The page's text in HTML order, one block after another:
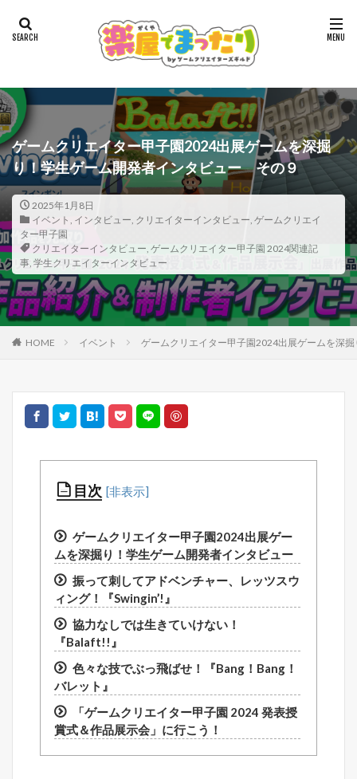
ゲームクリエイター甲子園2024出展ゲームを深掘
り！学生ゲーム開発者インタビュー その９
2025年1月8日
イベント , インタビュー, クリエイターインタビュー, ゲームクリエイ
ター甲子園
クリエイターインタビュー, ゲームクリエイター甲子園 2024関連記
事, 学生クリエイターインタビュー
HOME イベント ゲームクリエイター甲子園2024出展ゲームを深
目次
ゲームクリエイター甲子園2024出展ゲー
ムを深掘り！学生ゲーム開発者インタビュー
振って刺してアドベンチャー、レッツスウ
ィング！『Swingin’!』
協力なしでは生きていけない！
『Balaft!!』
色々な技でぶっ飛ばせ！『Bang！Bang！
バレット』
「ゲームクリエイター甲子園 2024 発表授
賞式＆作品展示会」に行こう！